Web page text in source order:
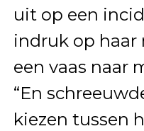
uit op een
indruk op haar
een vaas naar
“En
kiezen tussen